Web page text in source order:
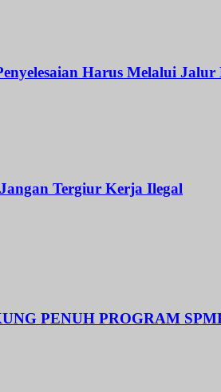
Harus Melalui Jalur
Tergiur Kerja Ilegal
PENUH PROGRAM